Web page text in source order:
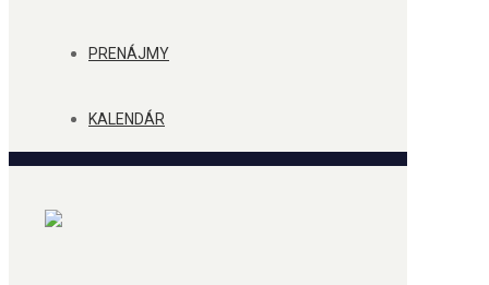
PRENÁJMY
KALENDÁR